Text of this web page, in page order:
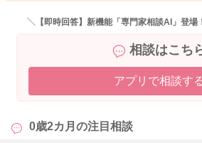
＼【即時回答】新機能「専門家相談AI」登場
相談はこち
アプリで相談す
0歳2カ月の注目相談